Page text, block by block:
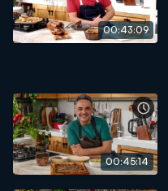
00:43:09
00:45:14